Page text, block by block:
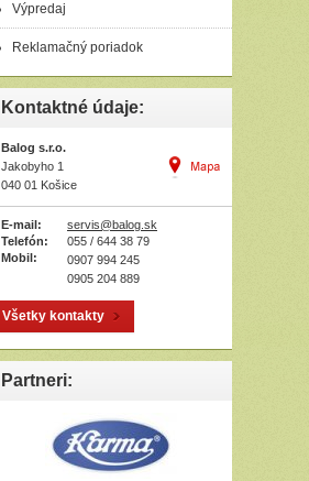
Výpredaj
Reklamačný poriadok
Kontaktné údaje:
Balog s.r.o.
Jakobyho 1
040 01 Košice
E-mail:
servis@balog.sk
Telefón:
055 / 644 38 79
Mobil:
0907 994 245
0905 204 889
Všetky kontakty
Partneri: